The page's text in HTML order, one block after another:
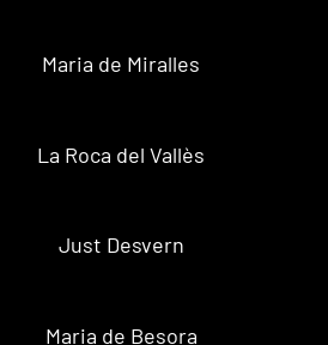
Maria de Miralles
La Roca del Vallès
Just Desvern
Maria de Besora